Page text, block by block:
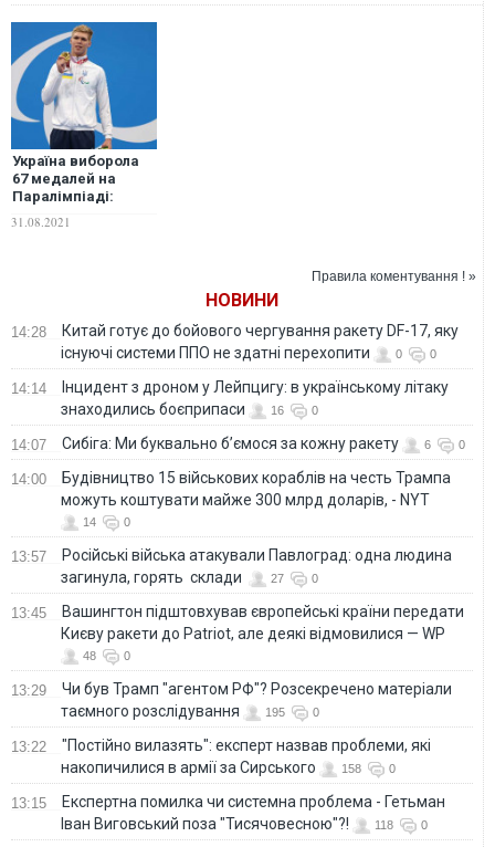
Україна виборола
67 медалей на
Паралімпіаді:
підсумки Ігор у
31.08.2021
Правила коментування ! »
НОВИНИ
14:28
Китай готує до бойового чергування ракету DF-17, яку
існуючі системи ППО не здатні перехопити
0 0
14:14
Інцидент з дроном у Лейпцигу: в українському літаку
знаходились боєприпаси
16 0
14:07 Сибіга: Ми буквально б’ємося за кожну ракету 6 0
14:00
Будівництво 15 військових кораблів на честь Трампа
можуть коштувати майже 300 млрд доларів, - NYT
14 0
13:57
Російські війська атакували Павлоград: одна людина
загинула, горять склади
27 0
13:45
Вашингтон підштовхував європейські країни передати
Києву ракети до Patriot, але деякі відмовилися — WP
48 0
13:29
Чи був Трамп "агентом РФ"? Розсекречено матеріали
таємного розслідування
195 0
13:22
"Постійно вилазять": експерт назвав проблеми, які
накопичилися в армії за Сирського
158 0
13:15
Eкспертна помилка чи системна проблема - Гетьман
Іван Виговський поза "Тисячовесною"?!
118 0